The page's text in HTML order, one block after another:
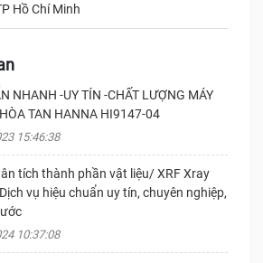
Hồ Chí Minh
NHANH -UY TÍN -CHẤT LƯỢNG MÁY
TAN HANNA HI9147-04
15:46:38
tích thành phần vật liệu/ XRF Xray
vụ hiệu chuẩn uy tín, chuyên nghiệp,
10:37:08